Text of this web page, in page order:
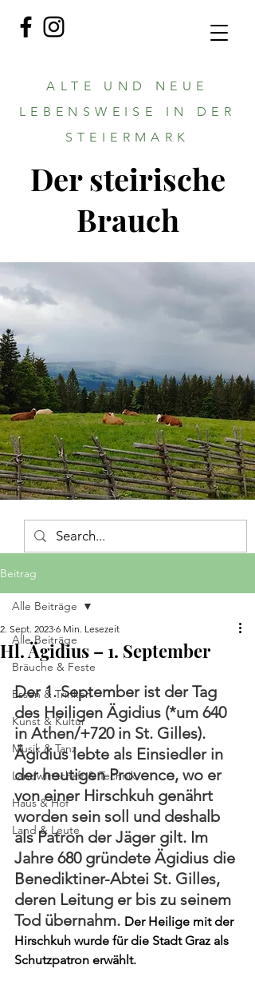
ALTE UND NEUE
LEBENSWEISE IN DER
STEIERMARK
Der steirische
Brauch
Beitrag
Alle Beiträge
Bräuche & Feste
Essen & Trinken
Kunst & Kultur
Musik & Tanz
Landwirtschaft & Technik
Haus & Hof
Land & Leute
Alle Beiträge
Hl. Ägidius – 1. September
2. Sept. 2023 6 Min. Lesezeit
Der 1. September ist der Tag
des Heiligen Ägidius (*um 640
in Athen/+720 in St. Gilles).
Ägidius lebte als Einsiedler in
der heutigen Provence, wo er
von einer Hirschkuh genährt
worden sein soll und deshalb
als Patron der Jäger gilt. Im
Jahre 680 gründete Ägidius die
Benediktiner-Abtei St. Gilles,
deren Leitung er bis zu seinem
Tod übernahm. Der Heilige mit der
Hirschkuh wurde für die Stadt Graz als
Schutzpatron erwählt.